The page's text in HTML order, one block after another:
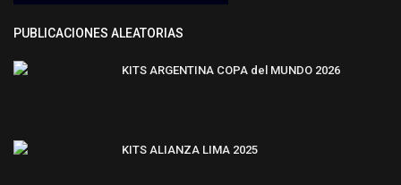
PUBLICACIONES ALEATORIAS
KITS ARGENTINA COPA del MUNDO 2026
KITS ALIANZA LIMA 2025